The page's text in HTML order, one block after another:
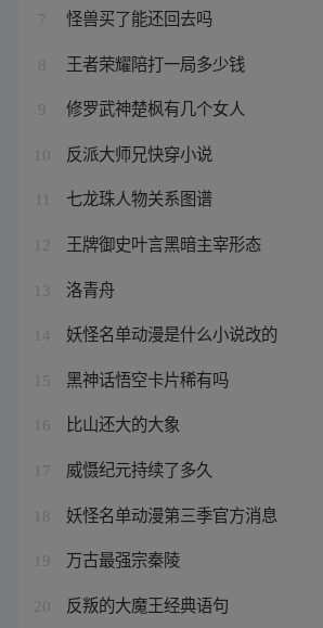
7 怪兽买了能还回去吗
8 王者荣耀陪打一局多少钱
9 修罗武神楚枫有几个女人
10 反派大师兄快穿小说
七龙珠人物关系图谱
12 王牌御史叶言黑暗主宰形态
13 洛青舟
14 妖怪名单动漫是什么小说改的
15 黑神话悟空卡片稀有吗
16 比山还大的大象
17 威慑纪元持续了多久
18 妖怪名单动漫第三季官方消息
19 万古最强宗秦陵
20 反叛的大魔王经典语句